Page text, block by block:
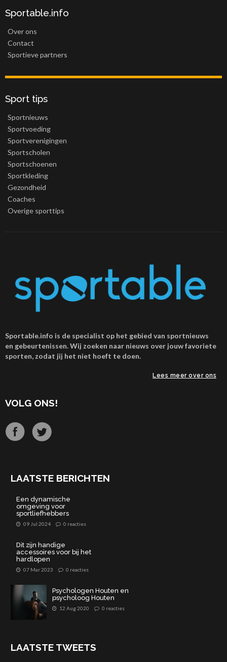
Sportable.info
Over ons
Contact
Sportieve partners
Sport tips
Sportnieuws
Sportvoeding
Sportverenigingen
Sportscholen
Sportschoenen
Sportkleding
Gezondheid
Coaches
Overige sporttips
Sportable.info is de specialist op het gebied van sportnieuws
en gebeurtenissen. Wij zoeken naar nieuws over jouw favoriete
sporten, zodat jij het niet hoeft te doen.
Lees meer over ons
VOLG ONS!
LAATSTE BERICHTEN
Een dynamische
omgeving voor
sportliefhebbers
09 Jul 2024 0 reacties
Dit zijn handige
accessoires voor bij het
hardlopen
07 Mar 2023 0 reacties
Psychologen Houten en
psycholoog Houten
12 Aug 2020 0 reacties
LAATSTE TWEETS